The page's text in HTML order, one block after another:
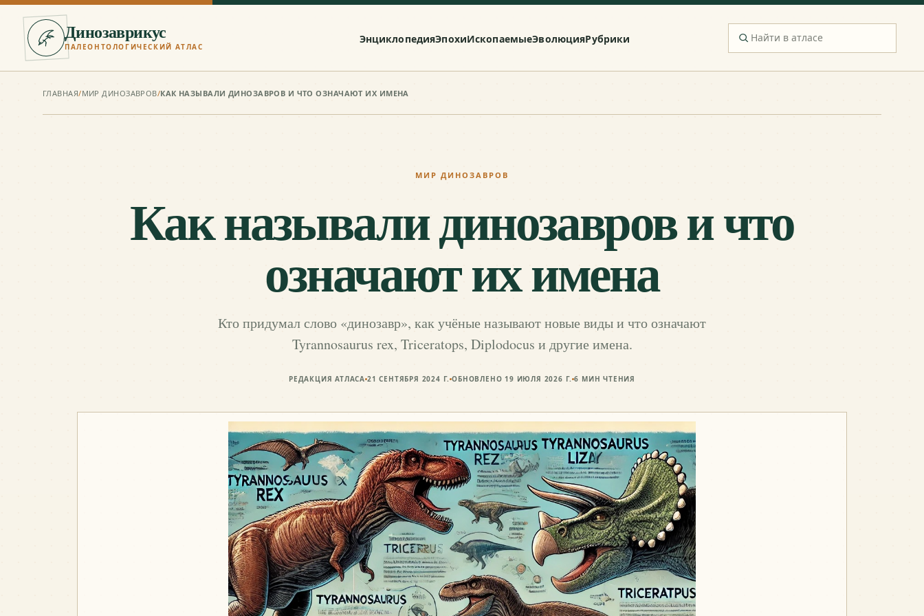
Динозаврикус
ПАЛЕОНТОЛОГИЧЕСКИЙ АТЛАС
ЭнциклопедияЭпохиИскопаемыеЭволюцияРубрики
ГЛАВНАЯ/МИР ДИНОЗАВРОВ/КАК НАЗЫВАЛИ ДИНОЗАВРОВ И ЧТО ОЗНАЧАЮТ ИХ ИМЕНА
МИР ДИНОЗАВРОВ
Как называли динозавров и что
означают их имена
Кто придумал слово «динозавр», как учёные называют новые виды и что означают
Tyrannosaurus rex, Triceratops, Diplodocus и другие имена.
РЕДАКЦИЯ АТЛАСА 21 СЕНТЯБРЯ 2024 Г. ОБНОВЛЕНО 19 ИЮЛЯ 2026 Г. 6 МИН ЧТЕНИЯ